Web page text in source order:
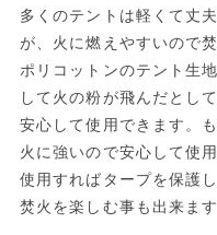
多くのテントは軽くて丈
が、火に燃えやすいので
ポリコットンのテント生
して火の粉が飛んだとし
安心して使用できます。
火に強いので安心して使
使用すればタープを保護
焚火を楽しむ事も出来ます